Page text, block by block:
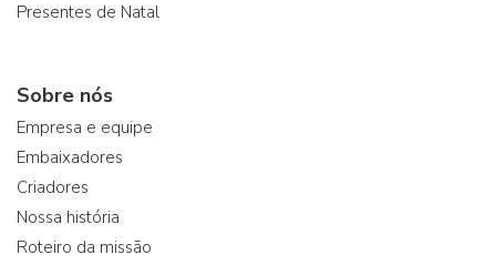
Presentes de Natal
Sobre nós
Empresa e equipe
Embaixadores
Criadores
Nossa história
Roteiro da missão